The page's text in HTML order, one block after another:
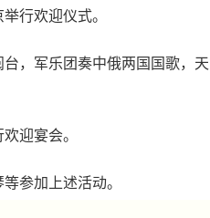
行欢迎仪式。
军乐团奏中俄两国国歌，天
迎宴会。
参加上述活动。